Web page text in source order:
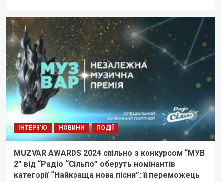
ІНТЕРВ'Ю НОВИНИ ПОДІЇ
MUZVAR AWARDS 2024 спільно з конкурсом “МУВ
2” від “Радіо “Сільпо” оберуть номінантів
категорії “Найкраща нова пісня”: її переможець